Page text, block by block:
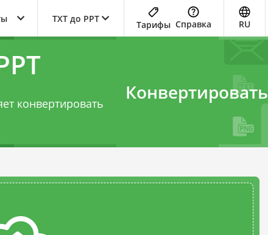
TXT до PPT
Тарифы Справка RU
конвертировать
Конвертировать